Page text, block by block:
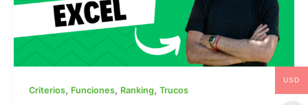
Criterios, Funciones, Ranking, Trucos
USD